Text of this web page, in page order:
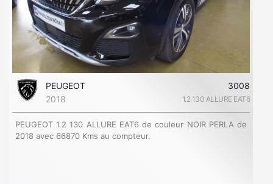
PEUGEOT
3008
2018
1.2 130 ALLURE EAT6
PEUGEOT 1.2 130 ALLURE EAT6 de couleur NOIR PERLA de
2018 avec 66870 Kms au compteur.